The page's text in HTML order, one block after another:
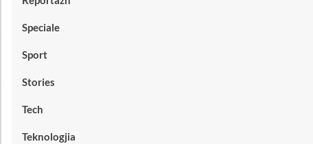
Speciale
Sport
Stories
Tech
Teknologjia